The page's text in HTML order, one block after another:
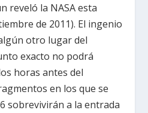
reveló la NASA esta
de 2011). El ingenio
otro lugar del
exacto no podrá
horas antes del
en los que se
sobrevivirán a la entrada